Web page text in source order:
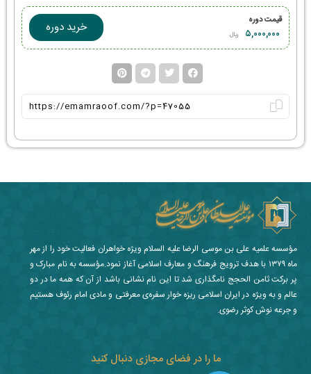
قیمت دوره
۵,۰۰۰,۰۰۰ ریال خرید دوره
ما را در فضای مجازی دنبال کنید
مؤسسه علمیه علی بن موسی الرضا علیه السلام ویژه خواهران فعالیت خود را از مهر
ماه ۱۳۷۹ با هدف ترویج فرهنگ و معارف اسلامی آغاز نمود.مؤسسه به نام مبارک و
پر برکت ثامن الحجج نامگذاری شد تا این نام نشانی باشد از آن که همه ما در دو
عالم و به ویژه در ایران اسلامی ریزه خوار سفره‌ی معرفتی و مادی امام رئوف هستیم
و جرعه نوش کوثر رضوی.